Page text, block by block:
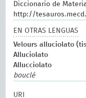
Diccionario de
http://
EN OTRAS LENGUAS
Velours alluciolato
Alluciolato
Allucciolato
bouclé
URI